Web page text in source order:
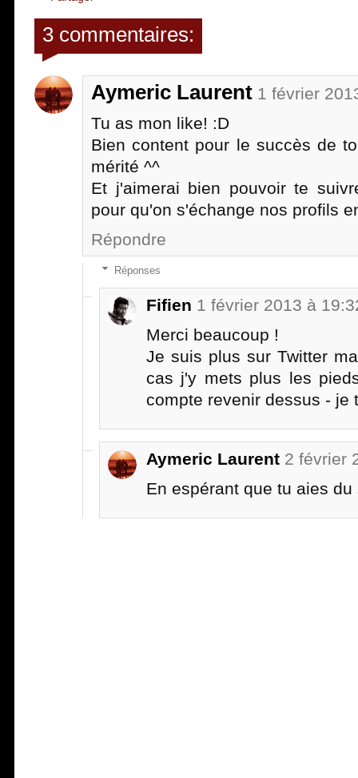
3 commentaires:
Aymeric Laurent 1 février
Tu as mon like! :D
Bien content pour le succès de
mérité ^^
Et j'aimerai bien pouvoir te
pour qu'on s'échange nos profils
Répondre
Réponses
Fifien 1 février 2013 à
Merci beaucoup !
Je suis plus sur Twitter
cas j'y mets plus les
compte revenir dessus - je
Aymeric Laurent 2 février
En espérant que tu aies